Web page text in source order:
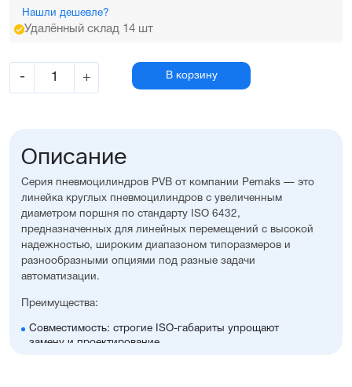
Нашли дешевле?
Удалённый склад 14 шт
- + В корзину
Описание
Серия пневмоцилиндров PVB от компании Pemaks — это
линейка круглых пневмоцилиндров с увеличенным
диаметром поршня по стандарту ISO 6432,
предназначенных для линейных перемещений с высокой
надежностью, широким диапазоном типоразмеров и
разнообразными опциями под разные задачи
автоматизации.
Преимущества:
Совместимость: строгие ISO-габариты упрощают
замену и проектирование